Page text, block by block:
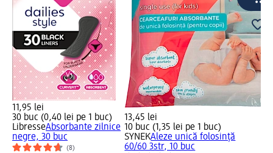
11,95 lei
30 buc (0,40 lei pe 1 buc)
LibresseAbsorbante zilnice
negre, 30 buc
(8)
13,45 lei
10 buc (1,35 lei pe 1 buc)
SYNEKAleze unică folosință
60/60 3str, 10 buc